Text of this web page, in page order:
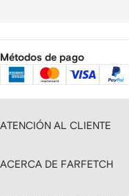
Métodos de pago
ATENCIÓN AL CLIENTE
ACERCA DE FARFETCH